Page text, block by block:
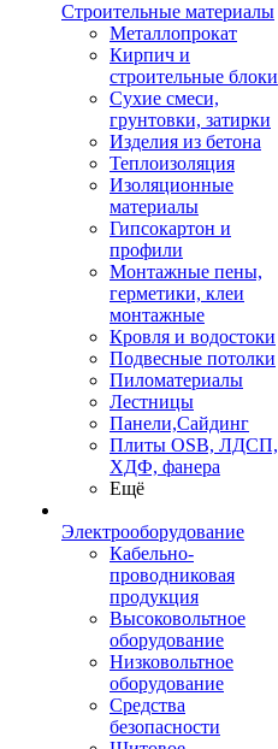
Строительные материалы
Металлопрокат
Кирпич и
строительные блоки
Сухие смеси,
грунтовки, затирки
Изделия из бетона
Теплоизоляция
Изоляционные
материалы
Гипсокартон и
профили
Монтажные пены,
герметики, клеи
монтажные
Кровля и водостоки
Подвесные потолки
Пиломатериалы
Лестницы
Панели,Сайдинг
Плиты OSB, ЛДСП,
ХДФ, фанера
Ещё
Электрооборудование
Кабельно-
проводниковая
продукция
Высоковольтное
оборудование
Низковольтное
оборудование
Средства
безопасности